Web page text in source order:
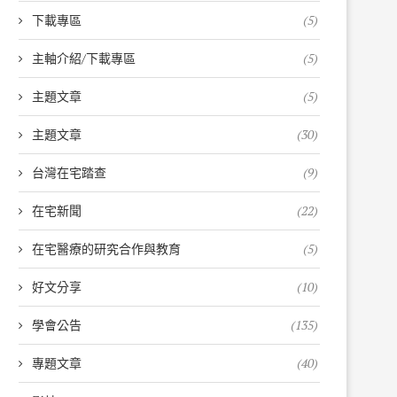
下載專區 (5)
主軸介紹/下載專區 (5)
主題文章 (5)
主題文章 (30)
台灣在宅踏查 (9)
在宅新聞 (22)
在宅醫療的研究合作與教育 (5)
好文分享 (10)
學會公告 (135)
專題文章 (40)